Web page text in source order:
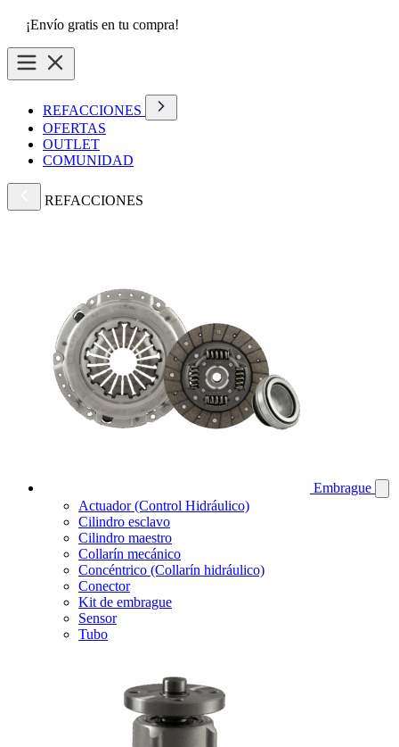
¡Envío gratis en tu compra!
REFACCIONES
OFERTAS
OUTLET
COMUNIDAD
REFACCIONES
Embrague
Actuador (Control Hidráulico)
Cilindro esclavo
Cilindro maestro
Collarín mecánico
Concéntrico (Collarín hidráulico)
Conector
Kit de embrague
Sensor
Tubo